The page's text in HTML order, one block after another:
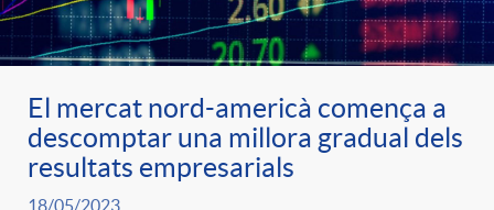
El mercat nord-americà comença a
descomptar una millora gradual dels
resultats empresarials